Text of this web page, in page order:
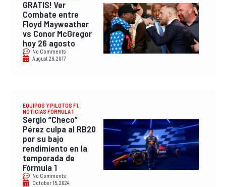
GRATIS! Ver
Combate entre
Floyd Mayweather
vs Conor McGregor
hoy 26 agosto
No Comments
August 26, 2017
EQUIPOS Y PILOTOS F1,
NOTICIAS FÓRMULA 1
Sergio “Checo”
Pérez culpa al RB20
por su bajo
rendimiento en la
temporada de
Fórmula 1
No Comments
October 15, 2024